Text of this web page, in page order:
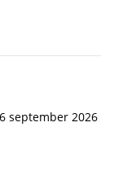
september 2026